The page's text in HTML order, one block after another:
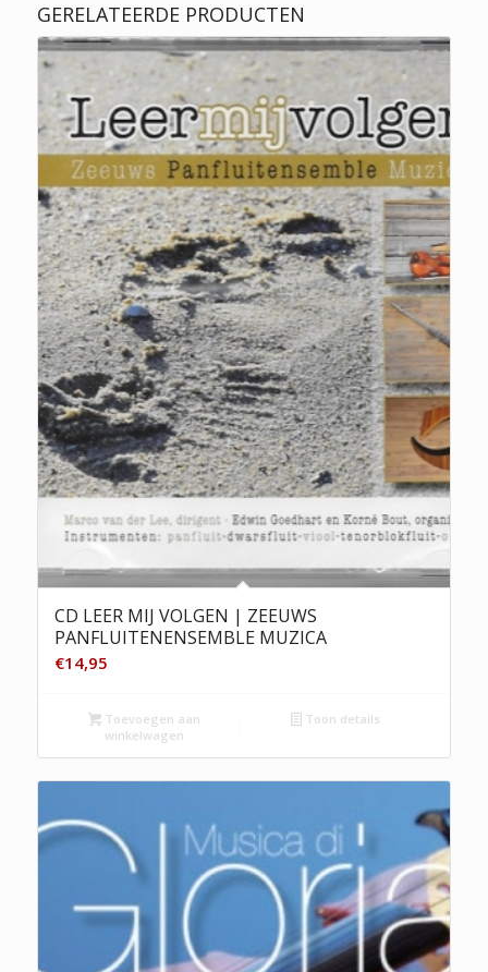
GERELATEERDE PRODUCTEN
CD LEER MIJ VOLGEN | ZEEUWS
PANFLUITENENSEMBLE MUZICA
€14,95
Toevoegen aan
winkelwagen
Toon details